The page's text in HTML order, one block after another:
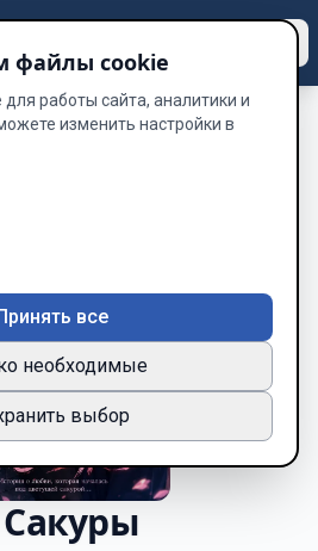
файлы cookie
работы сайта, аналитики и
изменить настройки в
все
необходимые
выбор